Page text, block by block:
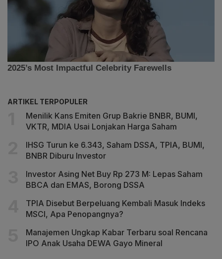
ARTIKEL TERPOPULER
Menilik Kans Emiten Grup Bakrie BNBR, BUMI,
VKTR, MDIA Usai Lonjakan Harga Saham
IHSG Turun ke 6.343, Saham DSSA, TPIA, BUMI,
BNBR Diburu Investor
Investor Asing Net Buy Rp 273 M: Lepas Saham
BBCA dan EMAS, Borong DSSA
TPIA Disebut Berpeluang Kembali Masuk Indeks
MSCI, Apa Penopangnya?
Manajemen Ungkap Kabar Terbaru soal Rencana
IPO Anak Usaha DEWA Gayo Mineral